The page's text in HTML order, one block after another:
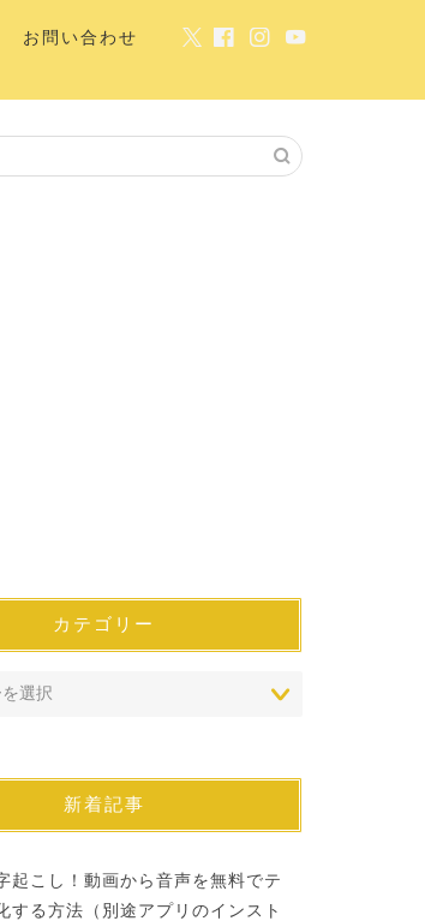
お問い合わせ
カテゴリー
新着記事
起こし！動画から音声を無料でテ
する方法（別途アプリのインスト